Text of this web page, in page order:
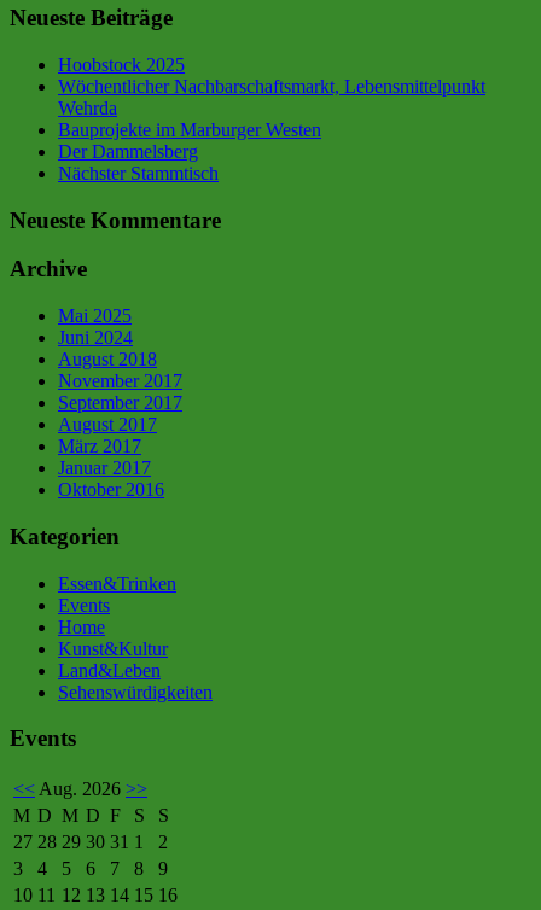
Neueste Beiträge
Hoobstock 2025
Wöchentlicher Nachbarschaftsmarkt, Lebensmittelpunkt
Wehrda
Bauprojekte im Marburger Westen
Der Dammelsberg
Nächster Stammtisch
Neueste Kommentare
Archive
Mai 2025
Juni 2024
August 2018
November 2017
September 2017
August 2017
März 2017
Januar 2017
Oktober 2016
Kategorien
Essen&Trinken
Events
Home
Kunst&Kultur
Land&Leben
Sehenswürdigkeiten
Events
<< Aug. 2026 >>
M D M D F S
S
27 28 29 30 31 1
2
3
4 5 6 7 8
9
10 11 12 13 14 15 16